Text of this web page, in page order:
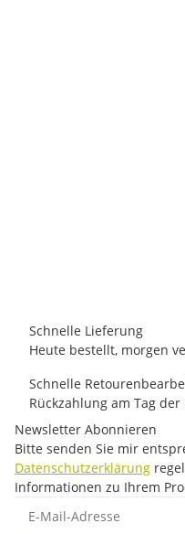
Schnelle Lieferung
Heute bestellt, morgen
Schnelle
Rückzahlung am Tag der
Newsletter Abonnieren
Bitte senden Sie mir
Datenschutzerklärung
Informationen zu Ihrem